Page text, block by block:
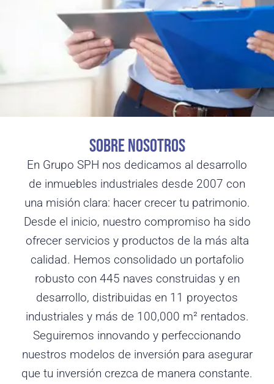
SOBRE NOSOTROS
En Grupo SPH nos dedicamos al desarrollo
de inmuebles industriales desde 2007 con
una misión clara: hacer crecer tu patrimonio.
Desde el inicio, nuestro compromiso ha sido
ofrecer servicios y productos de la más alta
calidad. Hemos consolidado un portafolio
robusto con 445 naves construidas y en
desarrollo, distribuidas en 11 proyectos
industriales y más de 100,000 m² rentados.
Seguiremos innovando y perfeccionando
nuestros modelos de inversión para asegurar
que tu inversión crezca de manera constante.